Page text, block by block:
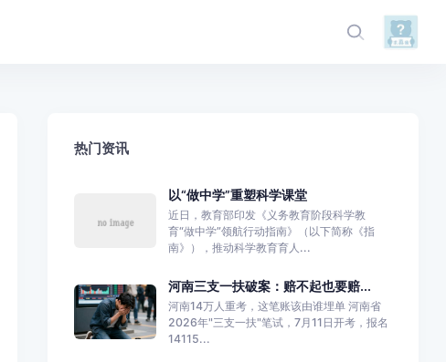
热门资讯
以“做中学”重塑科学课堂
近日，教育部印发《义务教育阶段科学教
育“做中学”领航行动指南》（以下简称《指
南》），推动科学教育育人...
河南三支一扶破案：赔不起也要赔...
河南14万人重考，这笔账该由谁埋单 河南省
2026年"三支一扶"笔试，7月11日开考，报名
14115...